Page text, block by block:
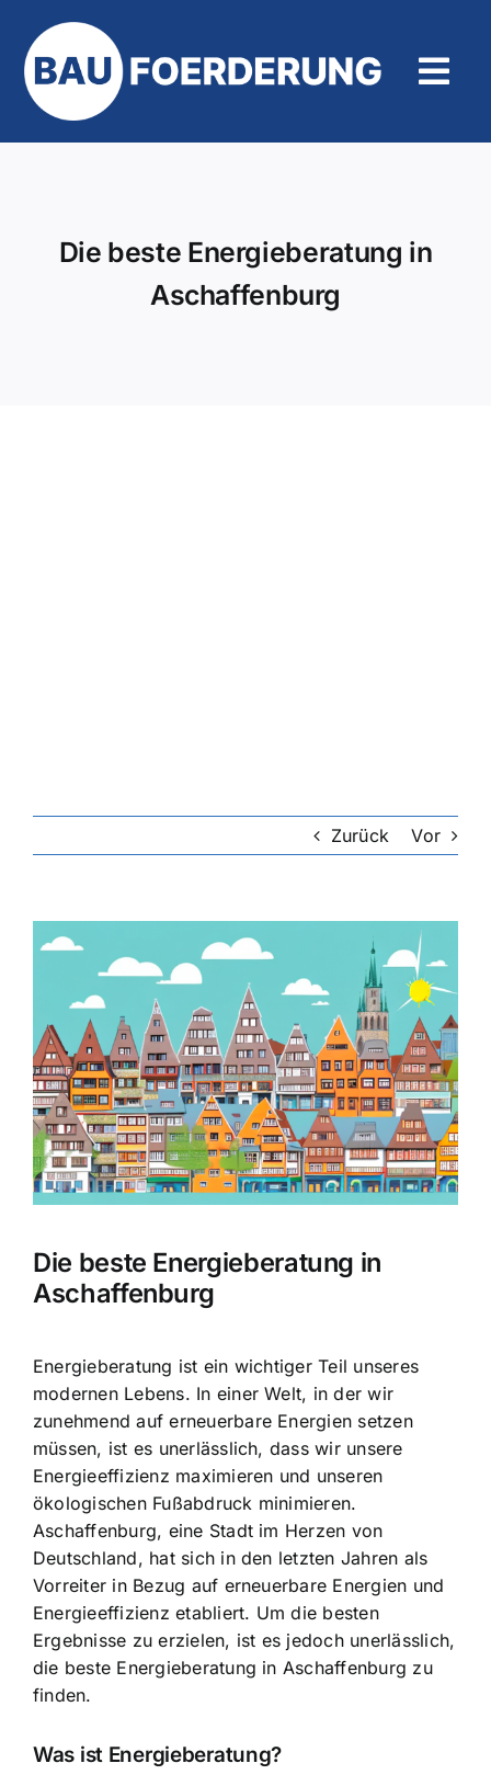
Inhalt
springen
Die beste Energieberatung in
Aschaffenburg
Zurück Vor
Zeige
grösseres
Die beste Energieberatung in
Aschaffenburg
Energieberatung ist ein wichtiger Teil unseres
modernen Lebens. In einer Welt, in der wir
zunehmend auf erneuerbare Energien setzen
müssen, ist es unerlässlich, dass wir unsere
Energieeffizienz maximieren und unseren
ökologischen Fußabdruck minimieren.
Aschaffenburg, eine Stadt im Herzen von
Deutschland, hat sich in den letzten Jahren als
Vorreiter in Bezug auf erneuerbare Energien und
Energieeffizienz etabliert. Um die besten
Ergebnisse zu erzielen, ist es jedoch unerlässlich,
die beste Energieberatung in Aschaffenburg zu
finden.
Was ist Energieberatung?